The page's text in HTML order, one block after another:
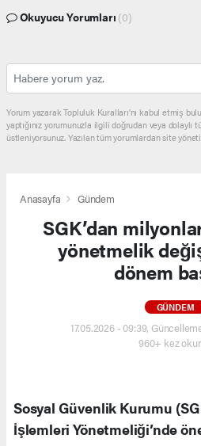
Okuyucu Yorumları (0)
Yorum yazarak Topluluk Kuralları’nı kabul etmiş
yaptığınız yorumunuzla ilgili doğrudan veya dolaylı
üstleniyorsunuz. Yazılan tüm yorumlardan site
Anasayfa Gündem
SGK’dan
yönetmelik
dönem
GÜNDEM
17.05.2026 - 09:39,
960+ kez
Sosyal Güvenlik Kurumu
İşlemleri Yönetmeliği’nde